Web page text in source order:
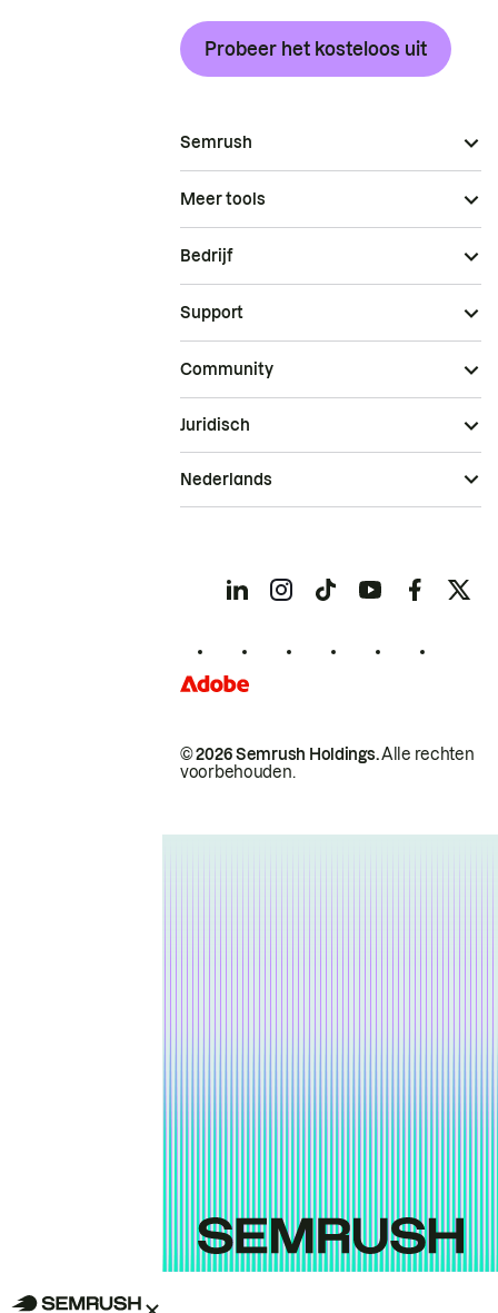
Probeer het kosteloos uit
Semrush
Meer tools
Bedrijf
Support
Community
© 2026 Semrush Holdings.Alle rechten
voorbehouden.
Juridisch
Nederlands